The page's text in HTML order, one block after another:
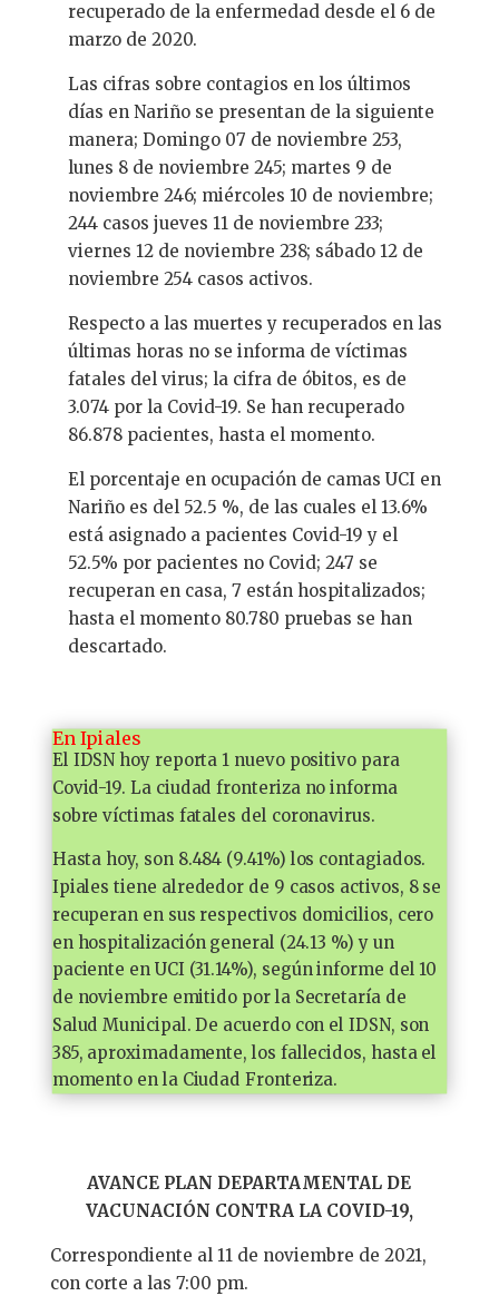
recuperado de la enfermedad desde el 6 de
marzo de 2020.
Las cifras sobre contagios en los últimos
días en Nariño se presentan de la siguiente
manera; Domingo 07 de noviembre 253,
lunes 8 de noviembre 245; martes 9 de
noviembre 246; miércoles 10 de noviembre;
244 casos jueves 11 de noviembre 233;
viernes 12 de noviembre 238; sábado 12 de
noviembre 254 casos activos.
Respecto a las muertes y recuperados en las
últimas horas no se informa de víctimas
fatales del virus; la cifra de óbitos, es de
3.074 por la Covid-19. Se han recuperado
86.878 pacientes, hasta el momento.
El porcentaje en ocupación de camas UCI en
Nariño es del 52.5 %, de las cuales el 13.6%
está asignado a pacientes Covid-19 y el
52.5% por pacientes no Covid; 247 se
recuperan en casa, 7 están hospitalizados;
hasta el momento 80.780 pruebas se han
descartado.
En Ipiales
El IDSN hoy reporta 1 nuevo positivo para
Covid-19. La ciudad fronteriza no informa
sobre víctimas fatales del coronavirus.
Hasta hoy, son 8.484 (9.41%) los contagiados.
Ipiales tiene alrededor de 9 casos activos, 8 se
recuperan en sus respectivos domicilios, cero
en hospitalización general (24.13 %) y un
paciente en UCI (31.14%), según informe del 10
de noviembre emitido por la Secretaría de
Salud Municipal. De acuerdo con el IDSN, son
385, aproximadamente, los fallecidos, hasta el
momento en la Ciudad Fronteriza.
AVANCE PLAN DEPARTAMENTAL DE
VACUNACIÓN CONTRA LA COVID-19,
Correspondiente al 11 de noviembre de 2021,
con corte a las 7:00 pm.